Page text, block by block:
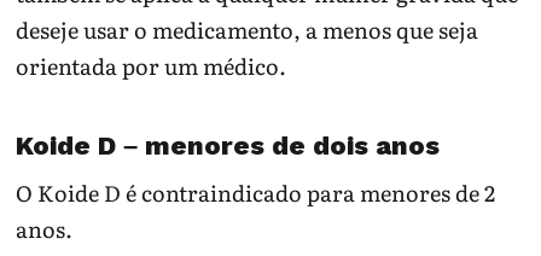
deseje usar o medicamento, a menos que seja
orientada por um médico.
Koide D – menores de dois anos
O Koide D é contraindicado para menores de 2
anos.